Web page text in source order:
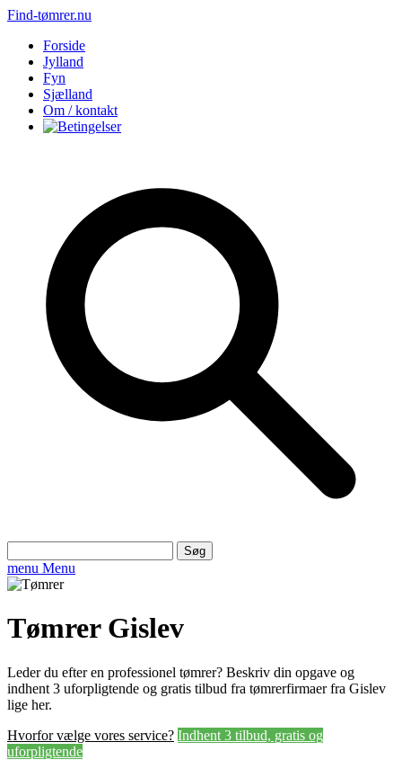
Find-tømrer.nu
Forside
Jylland
Fyn
Sjælland
Om / kontakt
efter:
menu Menu
Tømrer Gislev
Leder du efter en professionel tømrer? Beskriv din opgave og
indhent 3 uforpligtende og gratis tilbud fra tømrerfirmaer fra Gislev
lige her.
Hvorfor vælge vores service? Indhent 3 tilbud, gratis og
uforpligtende